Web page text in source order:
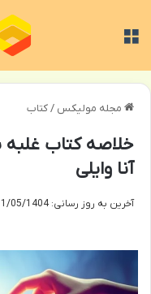
مجله مولیکس /کتاب
خلاصه کتاب غلبه
آنا وایلی
آخرین به روز رسانی: 11/05/1404